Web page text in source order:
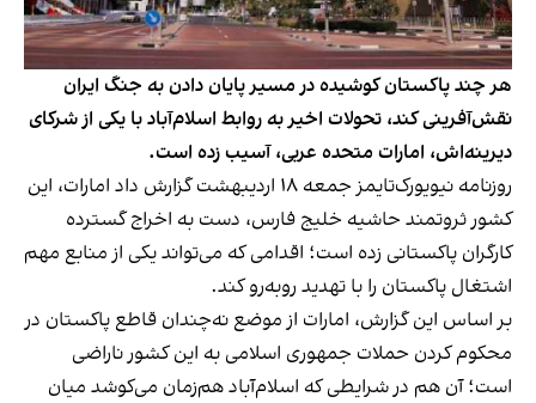
هر چند پاکستان کوشیده در مسیر پایان دادن به جنگ ایران
نقش‌آفرینی کند، تحولات اخیر به روابط اسلام‌آباد با یکی از شرکای
دیرینه‌اش، امارات متحده عربی، آسیب زده است.
روزنامه نیویورک‌تایمز جمعه ۱۸ اردیبهشت گزارش داد امارات، این
کشور ثروتمند حاشیه خلیج فارس، دست به اخراج گسترده
کارگران پاکستانی زده است؛ اقدامی که می‌تواند یکی از منابع مهم
اشتغال پاکستان را با تهدید روبه‌رو کند.
بر اساس این گزارش، امارات از موضع نه‌چندان قاطع پاکستان در
محکوم کردن حملات جمهوری اسلامی به این کشور ناراضی
است؛ آن هم در شرایطی که اسلام‌آباد هم‌زمان می‌کوشد میان